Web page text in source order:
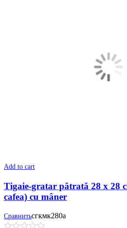
Add to cart
Tigaie-gratar pătrată 28 x 28
cafea) cu mâner
Сравнитьсгкмк280а